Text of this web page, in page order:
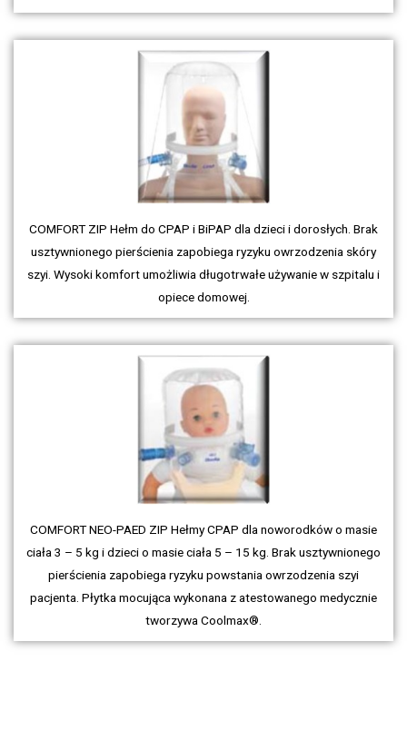
COMFORT ZIP Hełm do CPAP i BiPAP dla dzieci i dorosłych. Brak
usztywnionego pierścienia zapobiega ryzyku owrzodzenia skóry
szyi. Wysoki komfort umożliwia długotrwałe używanie w szpitalu i
opiece domowej.
COMFORT NEO-PAED ZIP Hełmy CPAP dla noworodków o masie
ciała 3 – 5 kg i dzieci o masie ciała 5 – 15 kg. Brak usztywnionego
pierścienia zapobiega ryzyku powstania owrzodzenia szyi
pacjenta. Płytka mocująca wykonana z atestowanego medycznie
tworzywa Coolmax®.